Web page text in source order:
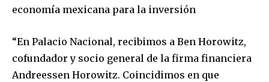
economía mexicana para la inversión
“En Palacio Nacional, recibimos a Ben Horowitz,
cofundador y socio general de la firma financiera
Andreessen Horowitz. Coincidimos en que